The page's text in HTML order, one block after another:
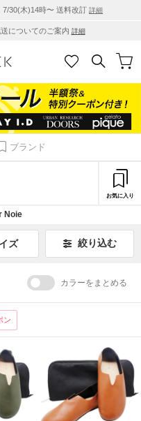
7/30(木)14時〜 送料改訂 詳細
についてのご案内 詳細
ブランド
お気に入り
Noie
ズ 絞り込む
カラーをまとめる
ン